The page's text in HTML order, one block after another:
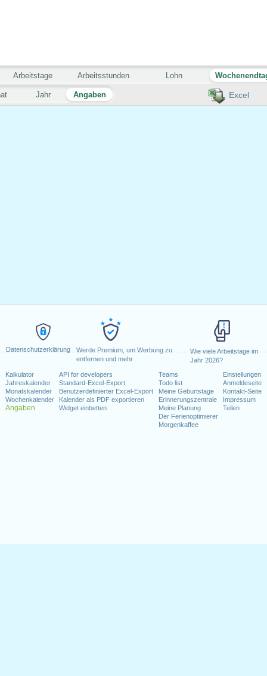
Datenschutzerklärung
Werde Premium, um Werbung zu
entfernen und mehr
Wie viele Arbeitstage im
Jahr 2026?
Kalkulator
Jahreskalender
Monatskalender
Wochenkalender
Angaben
API for developers
Standard-Excel-Export
Benutzerdefinierter Excel-Export
Kalender als PDF exportieren
Widget einbetten
Teams
Todo list
Meine Geburtstage
Erinnerungszentrale
Meine Planung
Der Ferienoptimierer
Morgenkaffee
Einstellungen
Anmeldeseite
Kontakt-Seite
Impressum
Teilen
Excel
Jahr Angaben
Arbeitstage Arbeitsstunden Lohn